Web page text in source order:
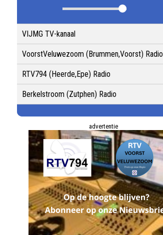
VIJMG TV-kanaal
VoorstVeluwezoom (Brummen,Voorst) Radio
RTV794 (Heerde,Epe) Radio
Berkelstroom (Zutphen) Radio
advertentie